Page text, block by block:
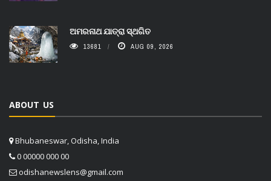
ଅମରନାଥ ଯାତ୍ରା ସ୍ଥଗିତ
13681 AUG 09, 2026
ABOUT US
Bhubaneswar, Odisha, India
0 00000 000 00
odishanewslens@gmail.com